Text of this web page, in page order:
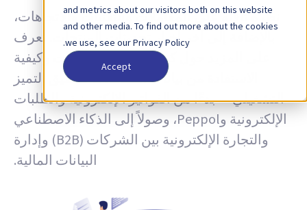
and metrics about our visitors both on this website
and other media. To find out more about the cookies
we use, see our Privacy Policy.
Accept
نظرة ثاقبة على المعاملات والتقنيات والاتجاهات،
بالإضافة إلى آخر أخبار تحديثات المنتجات. تعرف
على المزيد حول كيفية تحسين العمليات وكيفية
الاستفادة من بيانات المعاملات لتحقيق التميز
التشغيلي — بدءًا من الفواتير الإلكترونية والطلبات
الإلكترونية وPeppol، وصولاً إلى الذكاء الاصطناعي
والتجارة الإلكترونية بين الشركات (B2B) وإدارة
البيانات المالية.